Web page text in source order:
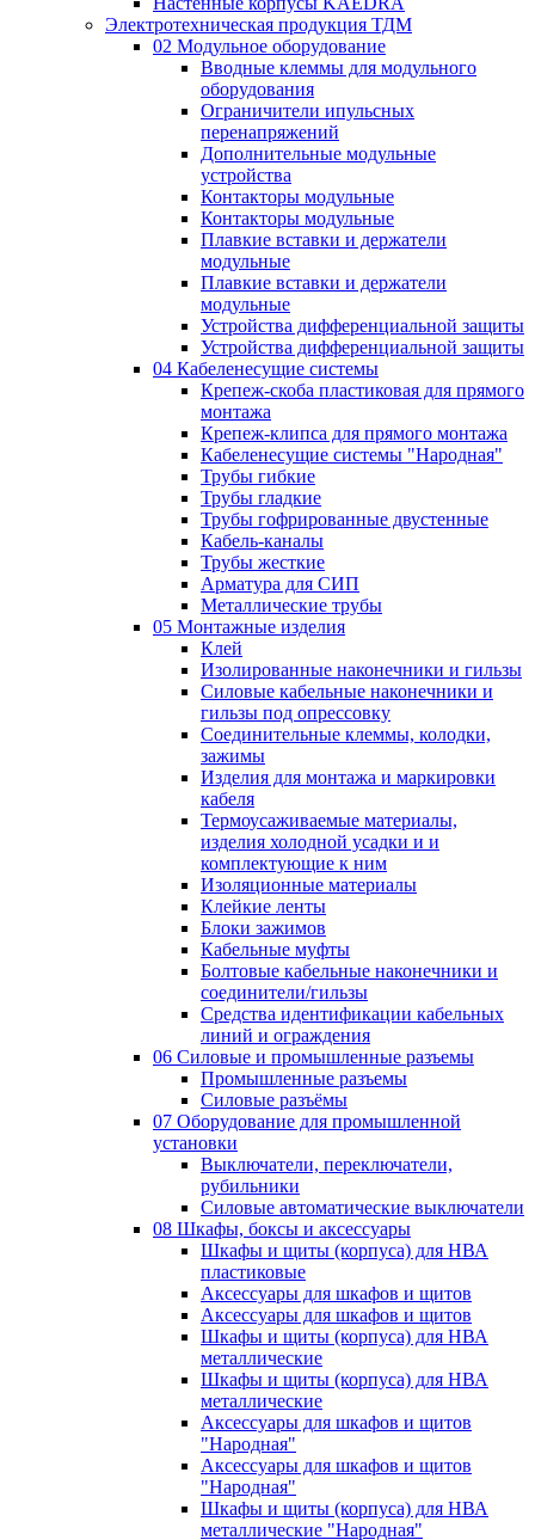
Электротехническая продукция ТДМ
02 Модульное оборудование
Вводные клеммы для модульного
оборудования
Ограничители ипульсных
перенапряжений
Дополнительные модульные
устройства
Контакторы модульные
Контакторы модульные
Плавкие вставки и держатели
модульные
Плавкие вставки и держатели
модульные
Устройства дифференциальной защиты
Устройства дифференциальной защиты
04 Кабеленесущие системы
Крепеж-скоба пластиковая для прямого
монтажа
Крепеж-клипса для прямого монтажа
Кабеленесущие системы "Народная"
Трубы гибкие
Трубы гладкие
Трубы гофрированные двустенные
Кабель-каналы
Трубы жесткие
Арматура для СИП
Металлические трубы
05 Монтажные изделия
Клей
Изолированные наконечники и гильзы
Силовые кабельные наконечники и
гильзы под опрессовку
Соединительные клеммы, колодки,
зажимы
Изделия для монтажа и маркировки
кабеля
Термоусаживаемые материалы,
изделия холодной усадки и и
комплектующие к ним
Изоляционные материалы
Клейкие ленты
Блоки зажимов
Кабельные муфты
Болтовые кабельные наконечники и
соединители/гильзы
Средства идентификации кабельных
линий и ограждения
06 Силовые и промышленные разъемы
Промышленные разъемы
Силовые разъёмы
07 Оборудование для промышленной
установки
Выключатели, переключатели,
рубильники
Силовые автоматические выключатели
08 Шкафы, боксы и аксессуары
Шкафы и щиты (корпуса) для НВА
пластиковые
Аксессуары для шкафов и щитов
Аксессуары для шкафов и щитов
Шкафы и щиты (корпуса) для НВА
металлические
Шкафы и щиты (корпуса) для НВА
металлические
Аксессуары для шкафов и щитов
"Народная"
Аксессуары для шкафов и щитов
"Народная"
Шкафы и щиты (корпуса) для НВА
металлические "Народная"